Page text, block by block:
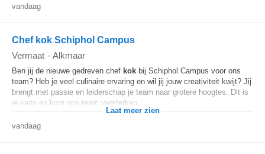
vandaag
Chef kok Schiphol Campus
Vermaat - Alkmaar
Ben jij de nieuwe gedreven chef kok bij Schiphol Campus voor ons
team? Heb je veel culinaire ervaring en wil jij jouw creativiteit kwijt? Jij
brengt met passie en leiderschap je team naar grotere hoogtes. Dit is
je kans en kom ons team versterken...
Laat meer zien
vandaag